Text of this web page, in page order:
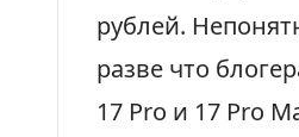
рублей.
разве что
17 Pro и 17 Pro